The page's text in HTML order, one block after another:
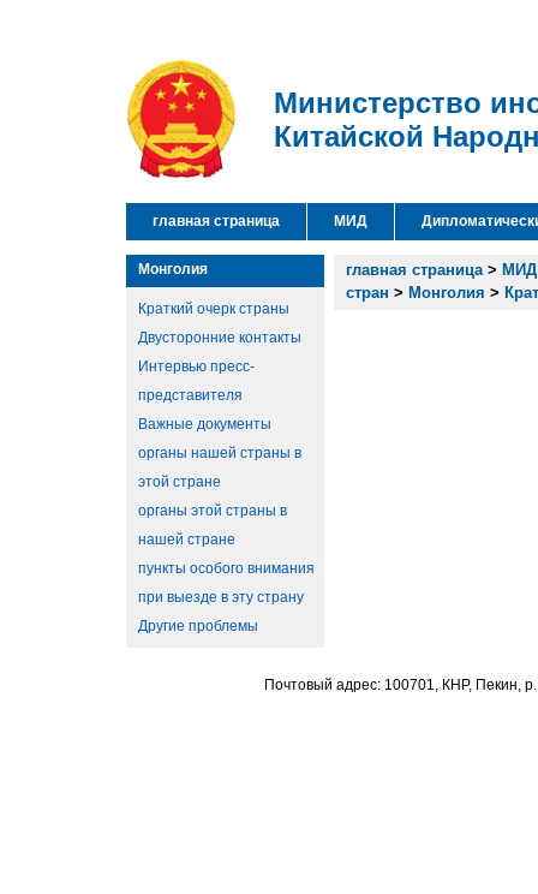
Министерство
Китайской
главная страница МИД
Монголия
Краткий очерк страны
Двусторонние контакты
Интервью пресс-
представителя
Важные документы
органы нашей страны в
этой стране
органы этой страны в
нашей стране
пункты особого внимания
при выезде в эту страну
Другие проблемы
главная страница> МИД
стран > Монголия >
Почтовый адрес: 100701, КНР, Пекин,